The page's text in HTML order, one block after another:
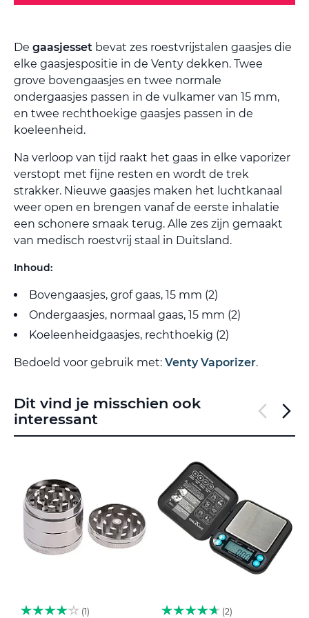
De gaasjesset bevat zes roestvrijstalen gaasjes die
elke gaasjespositie in de Venty dekken. Twee
grove bovengaasjes en twee normale
ondergaasjes passen in de vulkamer van 15 mm,
en twee rechthoekige gaasjes passen in de
koeleenheid.
Na verloop van tijd raakt het gaas in elke vaporizer
verstopt met fijne resten en wordt de trek
strakker. Nieuwe gaasjes maken het luchtkanaal
weer open en brengen vanaf de eerste inhalatie
een schonere smaak terug. Alle zes zijn gemaakt
van medisch roestvrij staal in Duitsland.
Inhoud:
Bovengaasjes, grof gaas, 15 mm (2)
Ondergaasjes, normaal gaas, 15 mm (2)
Koeleenheidgaasjes, rechthoekig (2)
Bedoeld voor gebruik met: Venty Vaporizer.
Dit vind je misschien ook
interessant
1 2